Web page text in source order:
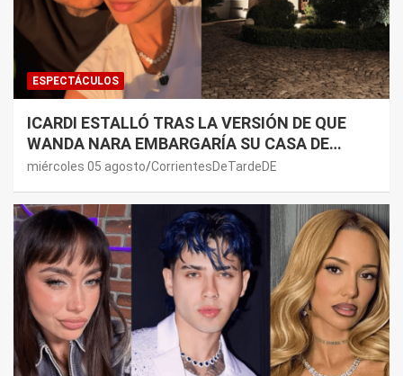
ESPECTÁCULOS
ICARDI ESTALLÓ TRAS LA VERSIÓN DE QUE
WANDA NARA EMBARGARÍA SU CASA DE
NORDELTA: “NECESITAN RASCAR DE ALGÚN
miércoles 05 agosto CorrientesDeTardeDE